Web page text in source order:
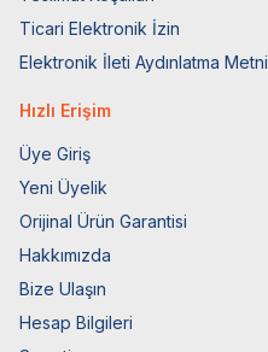
Ticari Elektronik İzin
Elektronik İleti Aydınlatma Metni
Hızlı Erişim
Üye Giriş
Yeni Üyelik
Orijinal Ürün Garantisi
Hakkımızda
Bize Ulaşın
Hesap Bilgileri